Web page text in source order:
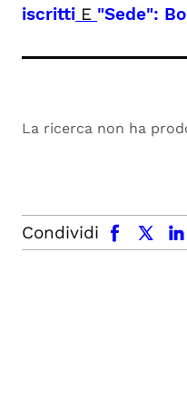
iscritti E "Sede":
La ricerca non ha
Condividi
facebook x.com linkedin